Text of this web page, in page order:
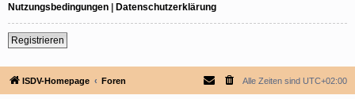
Nutzungsbedingungen | Datenschutzerklärung
Registrieren
ISDV-Homepage Foren Alle Zeiten sind UTC+02:00